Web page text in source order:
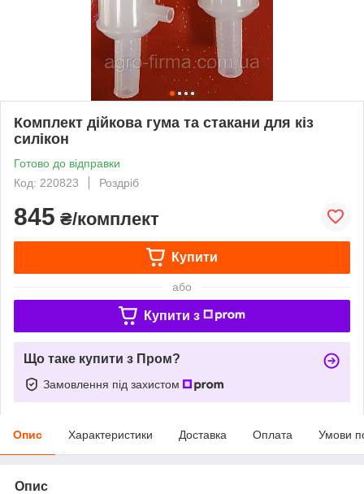
Комплект дійкова гума та стакани для кіз
силікон
Готово до відправки
Код: 220823
Роздріб
845 ₴/комплект
Купити
або
Купити з
Що таке купити з Пром?
Замовлення під захистом
Опис Характеристики Доставка Оплата Умови
Опис